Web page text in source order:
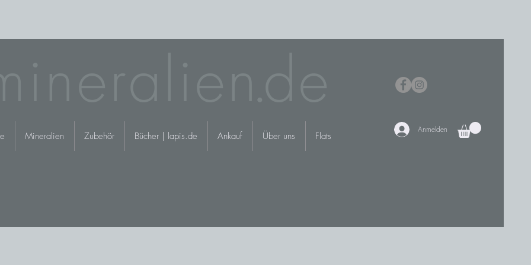
Mineralien Zubehör Bücher | lapis.de Ankauf Über uns Flats
Anmelden